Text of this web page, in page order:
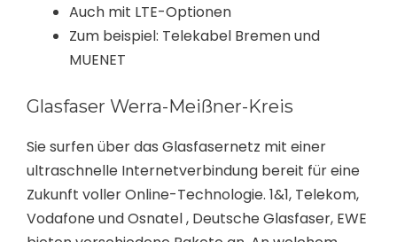
Auch mit LTE-Optionen
Zum beispiel: Telekabel Bremen und
MUENET
Glasfaser Werra-Meißner-Kreis
Sie surfen über das Glasfasernetz mit einer
ultraschnelle Internetverbindung bereit für eine
Zukunft voller Online-Technologie. 1&1, Telekom,
Vodafone und Osnatel , Deutsche Glasfaser, EWE